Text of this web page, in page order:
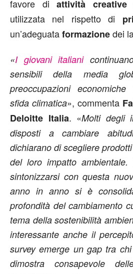
favore diattività creative
utilizzata nel rispetto di
un’adeguataformazionedei
«I giovani italiani
sensibili della media
preoccupazioni
sfida climatica», commenta
Deloitte Italia. «Molti degli
disposti a cambiare
dichiarano di scegliere
del loro impatto
sintonizzarsi con questa
anno in anno si è
profondità del cambiamento
tema della sostenibilità
interessante anche il
survey emerge un gap tra
dimostra consapevole